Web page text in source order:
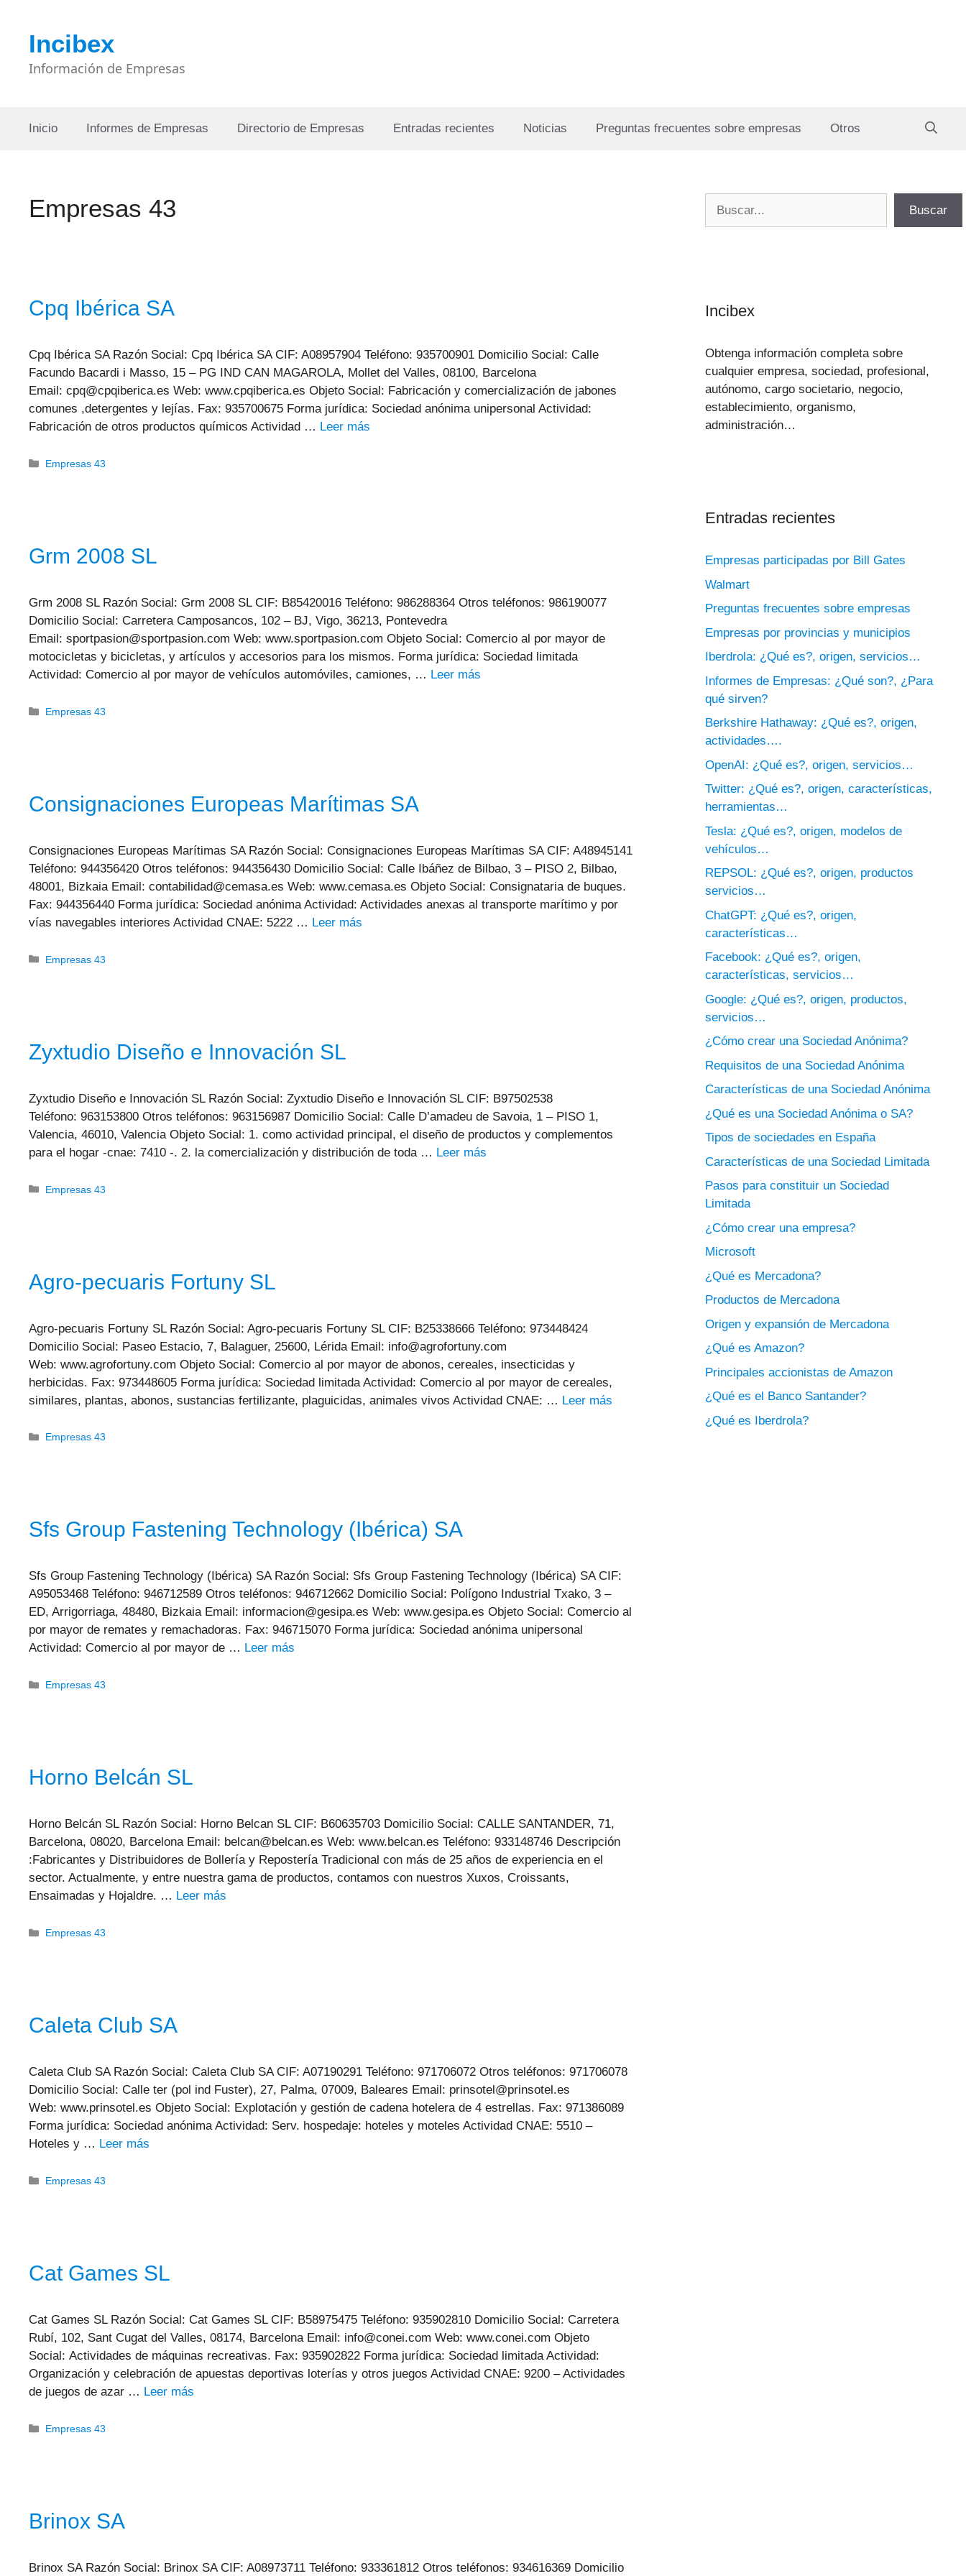
contenidoIncibex
Información de Empresas
Inicio Informes de Empresas Directorio de Empresas Entradas recientes Noticias Preguntas frecuentes sobre empresas Otros
Empresas 43
Cpq Ibérica SA
Cpq Ibérica SA Razón Social: Cpq Ibérica SA CIF: A08957904 Teléfono: 935700901 Domicilio Social: Calle
Facundo Bacardi i Masso, 15 – PG IND CAN MAGAROLA, Mollet del Valles, 08100, Barcelona
Email: cpq@cpqiberica.es Web: www.cpqiberica.es Objeto Social: Fabricación y comercialización de jabones
comunes ,detergentes y lejías. Fax: 935700675 Forma jurídica: Sociedad anónima unipersonal Actividad:
Fabricación de otros productos químicos Actividad … Leer más
Categorías
Empresas 43
Grm 2008 SL
Grm 2008 SL Razón Social: Grm 2008 SL CIF: B85420016 Teléfono: 986288364 Otros teléfonos: 986190077
Domicilio Social: Carretera Camposancos, 102 – BJ, Vigo, 36213, Pontevedra
Email: sportpasion@sportpasion.com Web: www.sportpasion.com Objeto Social: Comercio al por mayor de
motocicletas y bicicletas, y artículos y accesorios para los mismos. Forma jurídica: Sociedad limitada
Actividad: Comercio al por mayor de vehículos automóviles, camiones, … Leer más
Categorías
Empresas 43
Consignaciones Europeas Marítimas SA
Consignaciones Europeas Marítimas SA Razón Social: Consignaciones Europeas Marítimas SA CIF: A48945141
Teléfono: 944356420 Otros teléfonos: 944356430 Domicilio Social: Calle Ibáñez de Bilbao, 3 – PISO 2, Bilbao,
48001, Bizkaia Email: contabilidad@cemasa.es Web: www.cemasa.es Objeto Social: Consignataria de buques.
Fax: 944356440 Forma jurídica: Sociedad anónima Actividad: Actividades anexas al transporte marítimo y por
vías navegables interiores Actividad CNAE: 5222 … Leer más
Categorías
Empresas 43
Zyxtudio Diseño e Innovación SL
Zyxtudio Diseño e Innovación SL Razón Social: Zyxtudio Diseño e Innovación SL CIF: B97502538
Teléfono: 963153800 Otros teléfonos: 963156987 Domicilio Social: Calle D’amadeu de Savoia, 1 – PISO 1,
Valencia, 46010, Valencia Objeto Social: 1. como actividad principal, el diseño de productos y complementos
para el hogar -cnae: 7410 -. 2. la comercialización y distribución de toda … Leer más
Categorías
Empresas 43
Agro-pecuaris Fortuny SL
Agro-pecuaris Fortuny SL Razón Social: Agro-pecuaris Fortuny SL CIF: B25338666 Teléfono: 973448424
Domicilio Social: Paseo Estacio, 7, Balaguer, 25600, Lérida Email: info@agrofortuny.com
Web: www.agrofortuny.com Objeto Social: Comercio al por mayor de abonos, cereales, insecticidas y
herbicidas. Fax: 973448605 Forma jurídica: Sociedad limitada Actividad: Comercio al por mayor de cereales,
similares, plantas, abonos, sustancias fertilizante, plaguicidas, animales vivos Actividad CNAE: … Leer más
Categorías
Empresas 43
Sfs Group Fastening Technology (Ibérica) SA
Sfs Group Fastening Technology (Ibérica) SA Razón Social: Sfs Group Fastening Technology (Ibérica) SA CIF:
A95053468 Teléfono: 946712589 Otros teléfonos: 946712662 Domicilio Social: Polígono Industrial Txako, 3 –
ED, Arrigorriaga, 48480, Bizkaia Email: informacion@gesipa.es Web: www.gesipa.es Objeto Social: Comercio al
por mayor de remates y remachadoras. Fax: 946715070 Forma jurídica: Sociedad anónima unipersonal
Actividad: Comercio al por mayor de … Leer más
Categorías
Empresas 43
Horno Belcán SL
Horno Belcán SL Razón Social: Horno Belcan SL CIF: B60635703 Domicilio Social: CALLE SANTANDER, 71,
Barcelona, 08020, Barcelona Email: belcan@belcan.es Web: www.belcan.es Teléfono: 933148746 Descripción
:Fabricantes y Distribuidores de Bollería y Repostería Tradicional con más de 25 años de experiencia en el
sector. Actualmente, y entre nuestra gama de productos, contamos con nuestros Xuxos, Croissants,
Ensaimadas y Hojaldre. … Leer más
Categorías
Empresas 43
Caleta Club SA
Caleta Club SA Razón Social: Caleta Club SA CIF: A07190291 Teléfono: 971706072 Otros teléfonos: 971706078
Domicilio Social: Calle ter (pol ind Fuster), 27, Palma, 07009, Baleares Email: prinsotel@prinsotel.es
Web: www.prinsotel.es Objeto Social: Explotación y gestión de cadena hotelera de 4 estrellas. Fax: 971386089
Forma jurídica: Sociedad anónima Actividad: Serv. hospedaje: hoteles y moteles Actividad CNAE: 5510 –
Hoteles y … Leer más
Categorías
Empresas 43
Cat Games SL
Cat Games SL Razón Social: Cat Games SL CIF: B58975475 Teléfono: 935902810 Domicilio Social: Carretera
Rubí, 102, Sant Cugat del Valles, 08174, Barcelona Email: info@conei.com Web: www.conei.com Objeto
Social: Actividades de máquinas recreativas. Fax: 935902822 Forma jurídica: Sociedad limitada Actividad:
Organización y celebración de apuestas deportivas loterías y otros juegos Actividad CNAE: 9200 – Actividades
de juegos de azar … Leer más
Categorías
Empresas 43
Brinox SA
Brinox SA Razón Social: Brinox SA CIF: A08973711 Teléfono: 933361812 Otros teléfonos: 934616369 Domicilio
Buscar
Incibex
Obtenga información completa sobre
cualquier empresa, sociedad, profesional,
autónomo, cargo societario, negocio,
establecimiento, organismo,
administración…
Entradas recientes
Empresas participadas por Bill Gates
Walmart
Preguntas frecuentes sobre empresas
Empresas por provincias y municipios
Iberdrola: ¿Qué es?, origen, servicios…
Informes de Empresas: ¿Qué son?, ¿Para
qué sirven?
Berkshire Hathaway: ¿Qué es?, origen,
actividades….
OpenAI: ¿Qué es?, origen, servicios…
Twitter: ¿Qué es?, origen, características,
herramientas…
Tesla: ¿Qué es?, origen, modelos de
vehículos…
REPSOL: ¿Qué es?, origen, productos
servicios…
ChatGPT: ¿Qué es?, origen,
características…
Facebook: ¿Qué es?, origen,
características, servicios…
Google: ¿Qué es?, origen, productos,
servicios…
¿Cómo crear una Sociedad Anónima?
Requisitos de una Sociedad Anónima
Características de una Sociedad Anónima
¿Qué es una Sociedad Anónima o SA?
Tipos de sociedades en España
Características de una Sociedad Limitada
Pasos para constituir un Sociedad
Limitada
¿Cómo crear una empresa?
Microsoft
¿Qué es Mercadona?
Productos de Mercadona
Origen y expansión de Mercadona
¿Qué es Amazon?
Principales accionistas de Amazon
¿Qué es el Banco Santander?
¿Qué es Iberdrola?